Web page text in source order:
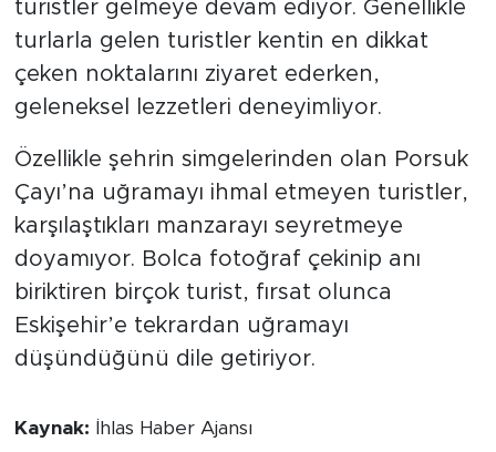
turistler gelmeye devam ediyor. Genellikle
turlarla gelen turistler kentin en dikkat
çeken noktalarını ziyaret ederken,
geleneksel lezzetleri deneyimliyor.
Özellikle şehrin simgelerinden olan Porsuk
Çayı’na uğramayı ihmal etmeyen turistler,
karşılaştıkları manzarayı seyretmeye
doyamıyor. Bolca fotoğraf çekinip anı
biriktiren birçok turist, fırsat olunca
Eskişehir’e tekrardan uğramayı
düşündüğünü dile getiriyor.
Kaynak: İhlas Haber Ajansı